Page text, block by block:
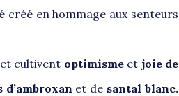
créé en hommage aux senteurs
cultivent optimisme et joie de
d’ambroxan et de santal blanc.